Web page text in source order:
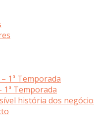
1ª Temporada
1ª Temporada
história dos